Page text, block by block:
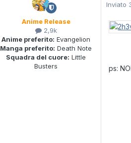
Anime Release
2,9k
Anime preferito: Evangelion
Manga preferito: Death Note
Squadra del cuore: Little
Busters
Inviato
ps: